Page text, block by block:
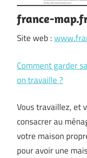
france-
Site web :
Comment garder
on travaille ?
Vous travaillez, et
consacrer au
votre maison
pour avoir une